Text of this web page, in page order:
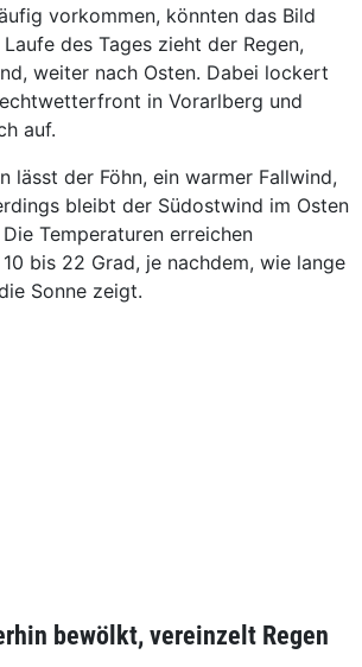
vorkommen, könnten das Bild
des Tages zieht der Regen,
weiter nach Osten. Dabei lockert
in Vorarlberg und
auf.
lässt der Föhn, ein warmer Fallwind,
bleibt der Südostwind im Osten
Temperaturen erreichen
bis 22 Grad, je nachdem, wie lange
Sonne zeigt.
bewölkt, vereinzelt Regen